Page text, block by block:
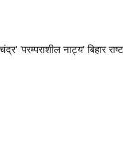
'परम्पराशील नाट्य' बिहार